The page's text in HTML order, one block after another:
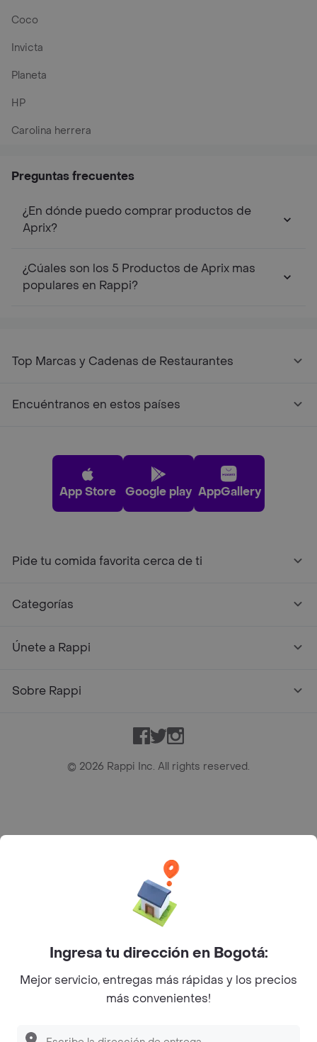
Coco
Invicta
Planeta
HP
Carolina herrera
Preguntas frecuentes
¿En dónde puedo comprar productos de
Aprix?
¿Cúales son los 5 Productos de Aprix mas
populares en Rappi?
Top Marcas y Cadenas de Restaurantes
Encuéntranos en estos países
App Store Google play AppGallery
Pide tu comida favorita cerca de ti
Categorías
Únete a Rappi
Sobre Rappi
Facebook
TwitterInstagram
© 2026 Rappi Inc. All rights reserved.
Bogotá D.C. --- notificacionesrappi@rappi.com
Ingresa tu dirección en Bogotá:
Mejor servicio, entregas más rápidas y los precios
más convenientes!